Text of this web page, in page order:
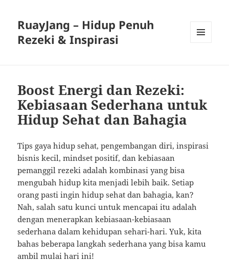
RuayJang – Hidup Penuh
Rezeki & Inspirasi
Boost Energi dan Rezeki:
Kebiasaan Sederhana untuk
Hidup Sehat dan Bahagia
Tips gaya hidup sehat, pengembangan diri, inspirasi
bisnis kecil, mindset positif, dan kebiasaan
pemanggil rezeki adalah kombinasi yang bisa
mengubah hidup kita menjadi lebih baik. Setiap
orang pasti ingin hidup sehat dan bahagia, kan?
Nah, salah satu kunci untuk mencapai itu adalah
dengan menerapkan kebiasaan-kebiasaan
sederhana dalam kehidupan sehari-hari. Yuk, kita
bahas beberapa langkah sederhana yang bisa kamu
ambil mulai hari ini!